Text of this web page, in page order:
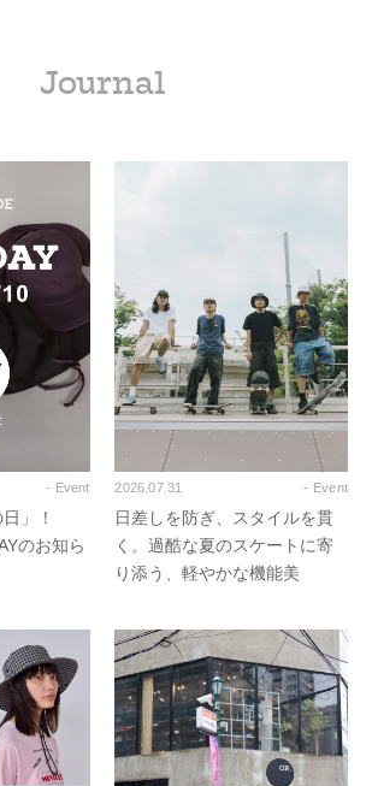
Journal
- Event
」！
のお知ら
2026.07.31 - Event
日差しを防ぎ、スタイルを貫
く。過酷な夏のスケートに寄
り添う、軽やかな機能美